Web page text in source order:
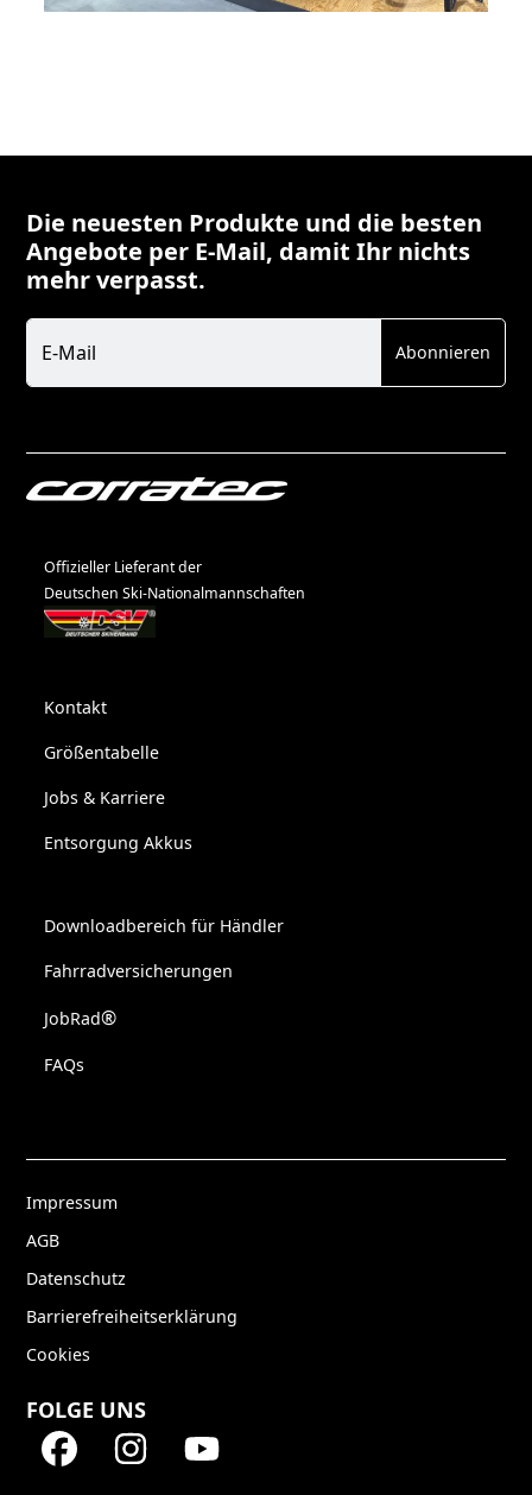
Die neuesten Produkte und die besten
Angebote per E-Mail, damit Ihr nichts
mehr verpasst.
Newsletter
E-Mail Abonnieren
Offizieller Lieferant der
Deutschen Ski-Nationalmannschaften
Kontakt
Größentabelle
Jobs & Karriere
Entsorgung Akkus
Downloadbereich für Händler
Fahrradversicherungen
JobRad®
FAQs
Impressum
AGB
Datenschutz
Barrierefreiheitserklärung
Cookies
FOLGE UNS
FacebookInstagramYouTube